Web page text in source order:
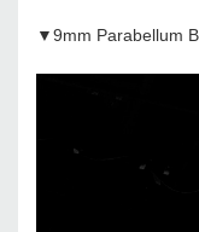
▼9mm Parabellum